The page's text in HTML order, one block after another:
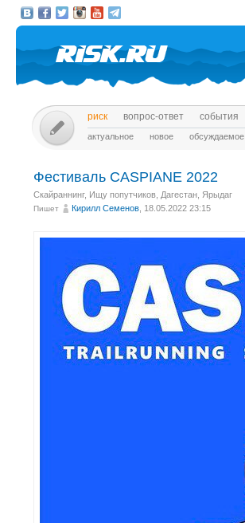
риск вопрос-ответ события
актуальное новое обсуждаемое
Фестиваль CASPIANE 2022
Скайраннинг, Ищу попутчиков Дагестан, Ярыдаг
Пишет Кирилл Семенов , 18.05.2022 23:15